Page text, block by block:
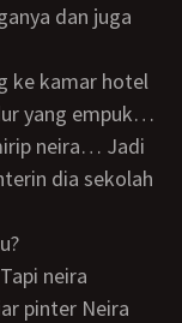
dan juga
yang empuk…
dia sekolah
pinter Neira